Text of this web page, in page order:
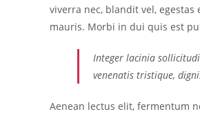
viverra nec, blandit vel,
mauris. Morbi in dui quis est
Integer lacinia
venenatis tristique,
Aenean lectus elit, fermentum